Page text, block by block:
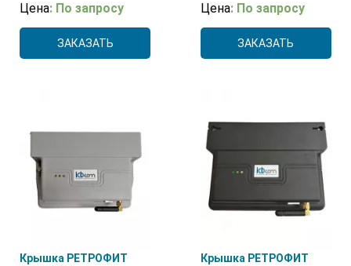
Цена: По запросу
ЗАКАЗАТЬ
Цена: По запросу
ЗАКАЗАТЬ
Крышка РЕТРОФИТ
Крышка РЕТРОФИТ